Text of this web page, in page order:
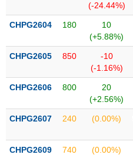
dõi
biệt
được
ký
Danh
ETF
(-24.44%)
CHPG2604 180
10
(+5.88%)
CHPG2605 850
-10
(-1.16%)
CHPG2606 800
20
(+2.56%)
CHPG2607 240 (0.00%)
CHPG2609 740 (0.00%)
CÔNG
CỤ
TƯ
DỮ
LIỆU